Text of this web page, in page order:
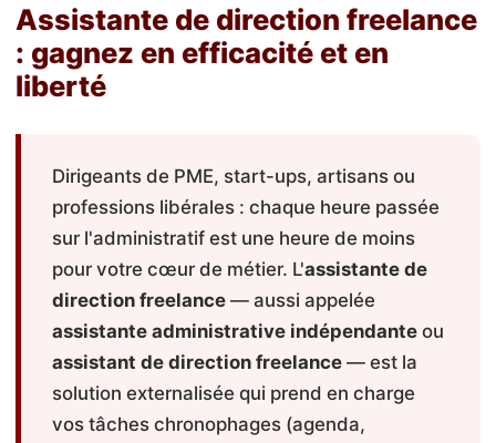
Assistante de direction freelance
: gagnez en efficacité et en
liberté
Dirigeants de PME, start-ups, artisans ou
professions libérales : chaque heure passée
sur l'administratif est une heure de moins
pour votre cœur de métier. L'assistante de
direction freelance — aussi appelée
assistante administrative indépendante ou
assistant de direction freelance — est la
solution externalisée qui prend en charge
vos tâches chronophages (agenda,